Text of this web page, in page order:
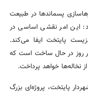
پسماندها در طبیعت
این امر نقشی اساسی در
پایتخت ایفا می‌کند.
جدیدی با ظرفیت ۱۲۰۰تن در روز در حال ساخت است که
نخاله‌ها خواهد پرداخت.
پایتخت، پروژه‌ای بزرگ